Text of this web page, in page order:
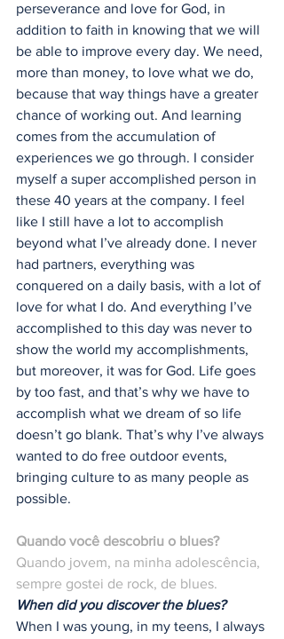
perseverance and love for God, in
addition to faith in knowing that we will
be able to improve every day. We need,
more than money, to love what we do,
because that way things have a greater
chance of working out. And learning
comes from the accumulation of
experiences we go through. I consider
myself a super accomplished person in
these 40 years at the company. I feel
like I still have a lot to accomplish
beyond what I’ve already done. I never
had partners, everything was
conquered on a daily basis, with a lot of
love for what I do. And everything I’ve
accomplished to this day was never to
show the world my accomplishments,
but moreover, it was for God. Life goes
by too fast, and that’s why we have to
accomplish what we dream of so life
doesn’t go blank. That’s why I’ve always
wanted to do free outdoor events,
bringing culture to as many people as
possible.
Quando você descobriu o blues?
Quando jovem, na minha adolescência,
sempre gostei de rock, de blues.
When did you discover the blues?
When I was young, in my teens, I always